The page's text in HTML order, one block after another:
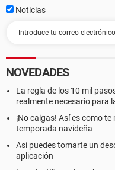
Noticias
NOVEDADES
La regla de los 10 mil
realmente necesario para
¡No caigas! Así es como
temporada navideña
Así puedes tomarte un
aplicación